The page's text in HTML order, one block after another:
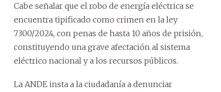
Cabe señalar que el robo de energía eléctrica se
encuentra tipificado como crimen en la ley
7300/2024, con penas de hasta 10 años de prisión,
constituyendo una grave afectación al sistema
eléctrico nacional y a los recursos públicos.
La ANDE insta a la ciudadanía a denunciar